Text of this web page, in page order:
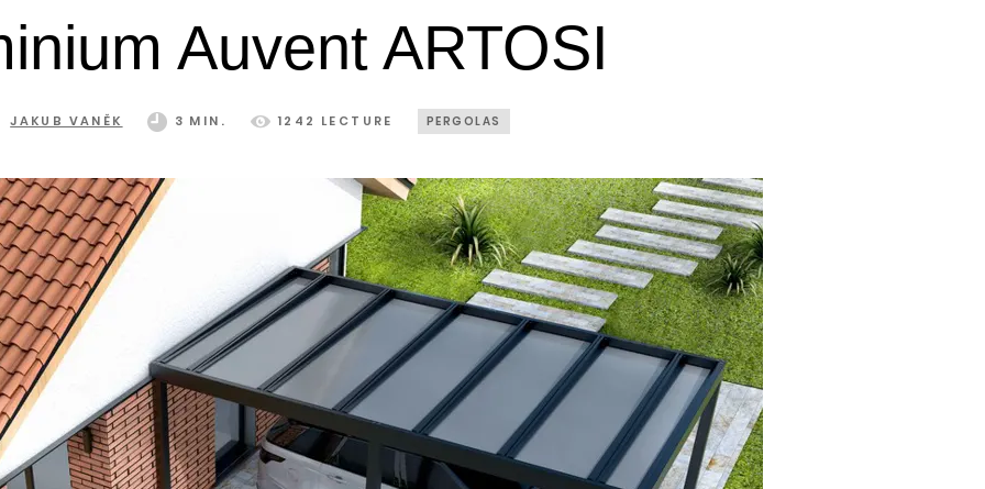
Auvent ARTOSI
JAKUB VANĚK 3 MIN. 1242 LECTURE PERGOLAS